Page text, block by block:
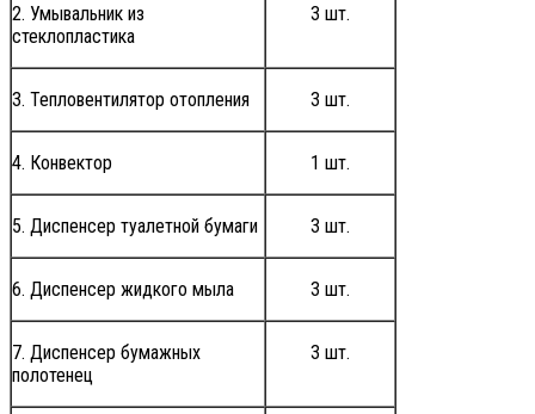
2. Умывальник из
стеклопластика
3 шт.
3. Тепловентилятор отопления 3 шт.
4. Конвектор 1 шт.
5. Диспенсер туалетной бумаги 3 шт.
6. Диспенсер жидкого мыла 3 шт.
7. Диспенсер бумажных
полотенец
3 шт.